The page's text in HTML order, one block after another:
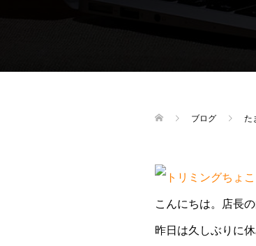
ブログ た
こんにちは。店長
昨日は久しぶりに